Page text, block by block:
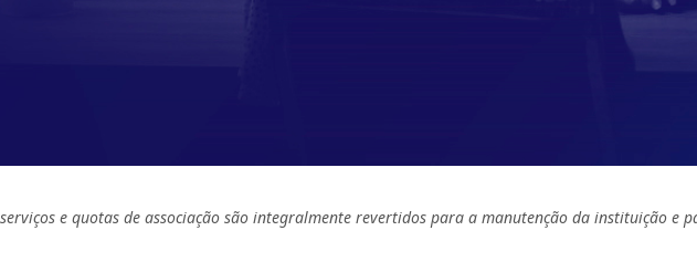
e quotas de associação são integralmente revertidos para a manutenção da instituição e